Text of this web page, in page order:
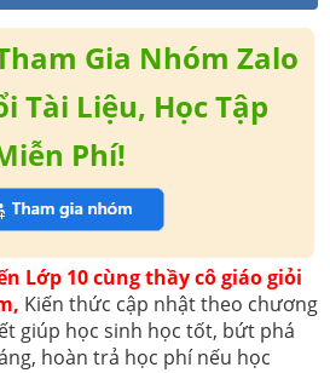
Gia Nhóm Zalo
Tài Liệu, Học Tập
Phí!
Lớp 10 cùng thầy cô giáo giỏi
Kiến thức cập nhật theo chương
giúp học sinh học tốt, bứt phá
hoàn trả học phí nếu học